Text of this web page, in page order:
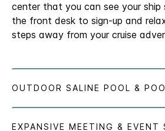
center that you can see your ship
the front desk to sign-up and
steps away from your cruise